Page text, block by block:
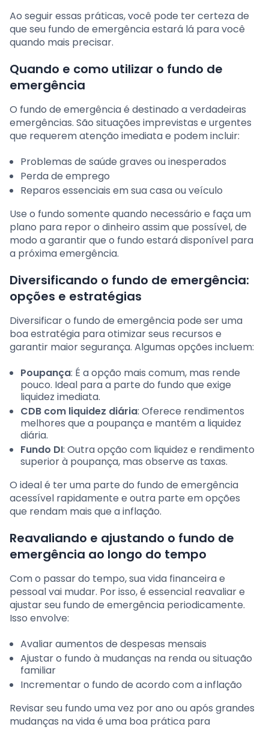
Ao seguir essas práticas, você pode ter certeza de
que seu fundo de emergência estará lá para você
quando mais precisar.
Quando e como utilizar o fundo de
emergência
O fundo de emergência é destinado a verdadeiras
emergências. São situações imprevistas e urgentes
que requerem atenção imediata e podem incluir:
Problemas de saúde graves ou inesperados
Perda de emprego
Reparos essenciais em sua casa ou veículo
Use o fundo somente quando necessário e faça um
plano para repor o dinheiro assim que possível, de
modo a garantir que o fundo estará disponível para
a próxima emergência.
Diversificando o fundo de emergência:
opções e estratégias
Diversificar o fundo de emergência pode ser uma
boa estratégia para otimizar seus recursos e
garantir maior segurança. Algumas opções incluem:
Poupança: É a opção mais comum, mas rende
pouco. Ideal para a parte do fundo que exige
liquidez imediata.
CDB com liquidez diária: Oferece rendimentos
melhores que a poupança e mantém a liquidez
diária.
Fundo DI: Outra opção com liquidez e rendimento
superior à poupança, mas observe as taxas.
O ideal é ter uma parte do fundo de emergência
acessível rapidamente e outra parte em opções
que rendam mais que a inflação.
Reavaliando e ajustando o fundo de
emergência ao longo do tempo
Com o passar do tempo, sua vida financeira e
pessoal vai mudar. Por isso, é essencial reavaliar e
ajustar seu fundo de emergência periodicamente.
Isso envolve:
Avaliar aumentos de despesas mensais
Ajustar o fundo à mudanças na renda ou situação
familiar
Incrementar o fundo de acordo com a inflação
Revisar seu fundo uma vez por ano ou após grandes
mudanças na vida é uma boa prática para